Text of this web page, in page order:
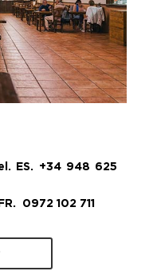
ES. +34 948 625
0972 102 711